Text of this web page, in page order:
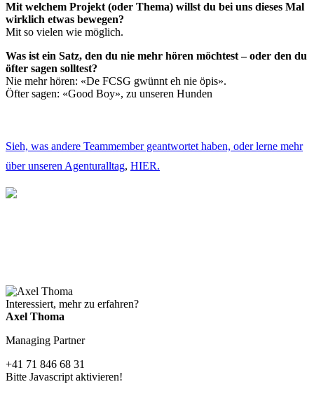
Mit welchem Projekt (oder Thema) willst du bei uns dieses Mal
wirklich etwas bewegen?
Mit so vielen wie möglich.
Was ist ein Satz, den du nie mehr hören möchtest – oder den du
öfter sagen solltest?
Nie mehr hören: «De FCSG gwünnt eh nie öpis».
Öfter sagen: «Good Boy», zu unseren Hunden
Sieh, was andere Teammember geantwortet haben, oder lerne mehr
über unseren Agenturalltag, HIER.
Interessiert, mehr zu erfahren?
Axel Thoma
Managing Partner
+41 71 846 68 31
Bitte Javascript aktivieren!